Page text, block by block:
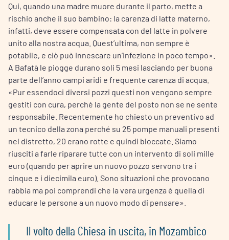
Qui, quando una madre muore durante il parto, mette a
rischio anche il suo bambino: la carenza di latte materno,
infatti, deve essere compensata con del latte in polvere
unito alla nostra acqua. Quest’ultima, non sempre è
potabile, e ciò può innescare un’infezione in poco tempo».
A Bafatà le piogge durano soli 5 mesi lasciando per buona
parte dell’anno campi aridi e frequente carenza di acqua.
«Pur essendoci diversi pozzi questi non vengono sempre
gestiti con cura, perché la gente del posto non se ne sente
responsabile. Recentemente ho chiesto un preventivo ad
un tecnico della zona perché su 25 pompe manuali presenti
nel distretto, 20 erano rotte e quindi bloccate. Siamo
riusciti a farle riparare tutte con un intervento di soli mille
euro (quando per aprire un nuovo pozzo servono tra i
cinque e i diecimila euro). Sono situazioni che provocano
rabbia ma poi comprendi che la vera urgenza è quella di
educare le persone a un nuovo modo di pensare».
Il volto della Chiesa in uscita, in Mozambico